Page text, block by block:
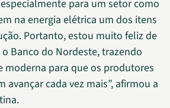
para um setor como
na energia elétrica um dos itens
Portanto, estou muito feliz de
Banco do Nordeste, trazendo
moderna para que os produtores
avançar cada vez mais”, afirmou a